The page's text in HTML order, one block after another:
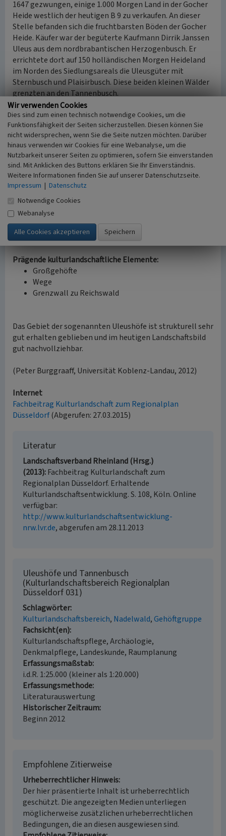
1647 gezwungen, einige 1.000 Morgen Land in der Gocher
Heide westlich der heutigen B 9 zu verkaufen. An dieser
Stelle befanden sich die fruchtbarsten Böden der Gocher
Heide. Käufer war der begüterte Kaufmann Dirrik Janssen
Uleus aus dem nordbrabantischen Herzogenbusch. Er
errichtete dort auf 150 holländischen Morgen Heideland
im Norden des Siedlungsareals die Uleusgüter mit
Sternbusch und Plaisirbusch. Diese beiden kleinen Wälder
grenzten an den Tannenbusch.
Die Kultivierungen des Heidelandes wurden von Adeligen
und Kaufleuten initiiert, die sich in unmittelbarer Nähe
der Residenz Kleve Land- bzw. Sommersitze errichten
ließen.
So haben der Kaufmann aus Herzogenbusch und weitere
Begüterte aus Kleve, Weeze, Nijmegen, Gennep und
Duisburg zugleich die Absicht verfolgt, ihr Kapital in
große, ertragreiche Höfe zu investieren.
Die Gehöfte sind auf der klevischen Katasterkarte des
Amtes Goch von 1732 verzeichnet. Die wenigen
verbliebenen Heideflächen und Waldareale, wie der
Sternbusch und Plaisirbusch, sind zwischen 1732 und 1804
kultiviert worden.
Prägende kulturlandschaftliche Elemente:
Großgehöfte
Wege
Grenzwall zu Reichswald
Das Gebiet der sogenannten Uleushöfe ist strukturell sehr
gut erhalten geblieben und im heutigen Landschaftsbild
gut nachvollziehbar.
(Peter Burggraaff, Universität Koblenz-Landau, 2012)
Internet
Fachbeitrag Kulturlandschaft zum Regionalplan
Düsseldorf(Abgerufen: 27.03.2015)
Literatur
Landschaftsverband Rheinland (Hrsg.)
(2013) Fachbeitrag Kulturlandschaft zum
Regionalplan Düsseldorf. Erhaltende
Kulturlandschaftsentwicklung. S. 108, Köln. Online
verfügbar:
http://www.kulturlandschaftsentwicklung-
nrw.lvr.de, abgerufen am 28.11.2013
Uleushöfe und Tannenbusch
(Kulturlandschaftsbereich Regionalplan
Düsseldorf 031)
Schlagwörter
Kulturlandschaftsbereich Nadelwald Gehöftgruppe
Fachsicht(en)
Kulturlandschaftspflege, Archäologie,
Denkmalpflege, Landeskunde, Raumplanung
Erfassungsmaßstab
i.d.R. 1:25.000 (kleiner als 1:20.000)
Erfassungsmethode
Literaturauswertung
Historischer Zeitraum
Beginn 2012
Empfohlene Zitierweise
Urheberrechtlicher Hinweis
Der hier präsentierte Inhalt ist urheberrechtlich
geschützt. Die angezeigten Medien unterliegen
möglicherweise zusätzlichen urheberrechtlichen
Bedingungen, die an diesen ausgewiesen sind.
Wir verwenden Cookies
Dies sind zum einen technisch notwendige Cookies, um die
Funktionsfähigkeit der Seiten sicherzustellen. Diesen können Sie
nicht widersprechen, wenn Sie die Seite nutzen möchten. Darüber
hinaus verwenden wir Cookies für eine Webanalyse, um die
Nutzbarkeit unserer Seiten zu optimieren, sofern Sie einverstanden
sind. Mit Anklicken des Buttons erklären Sie Ihr Einverständnis.
Weitere Informationen finden Sie auf unserer Datenschutzseite.
Impressum | Datenschutz
Notwendige Cookies
Webanalyse